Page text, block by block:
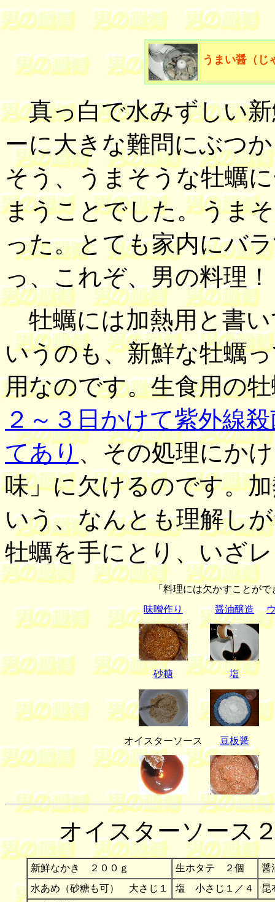
うまい醤（じ
真っ白で水みずしい新
ーに大きな難問にぶつ
そう、うまそうな牡蠣
まうことでした。うま
った。とても家内にバ
っ、これぞ、男の料
牡蠣には加熱用と書
いうのも、新鮮な牡蠣
用なのです。生食用の
２～３日かけて紫外線
てあり、その処理にか
味」に欠けるのです。
いう、なんとも理解し
牡蠣を手にとり、いざ
「料理には欠かすことが
味噌作り
醤油醸造
砂糖 塩
オイスターソース 豆板醤
オイスターソース
新鮮なかき ２００ｇ 生ホタテ ２個
醤
水あめ（砂糖も可） 大さじ１
塩 小さじ１／４
昆